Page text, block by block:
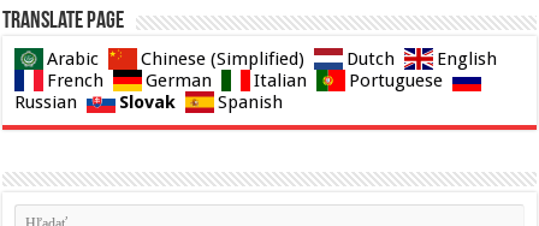
Translate page
Arabic Chinese (Simplified) Dutch
English
French
German Italian
Portuguese
Russian
Slovak Spanish